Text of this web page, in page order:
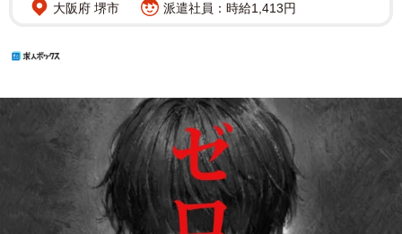
大阪府 堺市
派遣社員：時給1,413円